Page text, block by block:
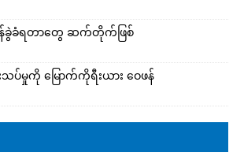
န်ခွဲခံရတာတွေ ဆက်တိုက်ဖြစ်
သပ်မှုကို မြောက်ကိုရီးယား ဝေဖန်